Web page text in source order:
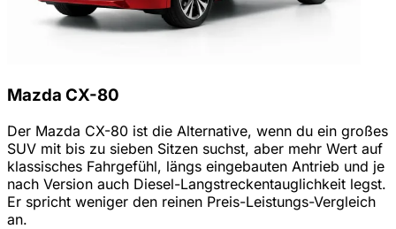
Mazda CX-80
Der Mazda CX-80 ist die Alternative, wenn du ein großes
SUV mit bis zu sieben Sitzen suchst, aber mehr Wert auf
klassisches Fahrgefühl, längs eingebauten Antrieb und je
nach Version auch Diesel-Langstreckentauglichkeit legst.
Er spricht weniger den reinen Preis-Leistungs-Vergleich
an.